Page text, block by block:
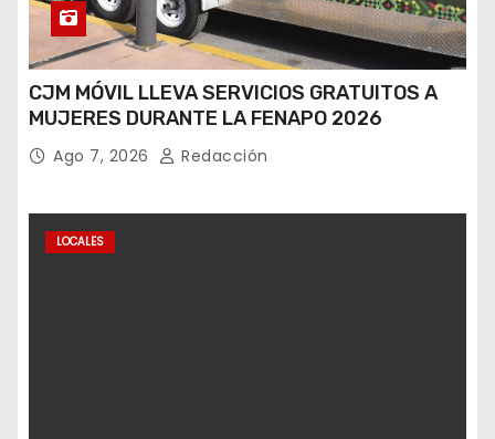
CJM MÓVIL LLEVA SERVICIOS GRATUITOS A
MUJERES DURANTE LA FENAPO 2026
Ago 7, 2026 Redacción
LOCALES